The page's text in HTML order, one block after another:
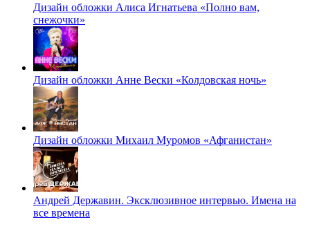
Дизайн обложки Алиса Игнатьева «Полно вам,
снежочки»
Дизайн обложки Анне Вески «Колдовская ночь»
Дизайн обложки Михаил Муромов «Афганистан»
Андрей Державин. Эксклюзивное интервью. Имена на
все времена